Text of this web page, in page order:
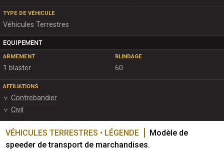
TYPE DE VÉHICULE
Véhicules Terrestres
EQUIPEMENT
ARMEMENT
1 blaster
BLINDAGE
60
AFFILIATIONS
Contrebandier
Civil
VÉHICULES TERRESTRES • LÉGENDE
Modèle de
speeder de transport de marchandises.